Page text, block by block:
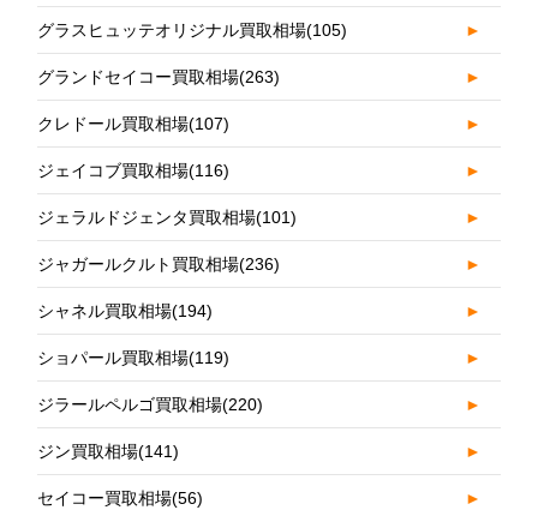
グラスヒュッテオリジナル買取相場(105) ►
グランドセイコー買取相場(263) ►
クレドール買取相場(107) ►
ジェイコブ買取相場(116) ►
ジェラルドジェンタ買取相場(101) ►
ジャガールクルト買取相場(236) ►
シャネル買取相場(194) ►
ショパール買取相場(119) ►
ジラールペルゴ買取相場(220) ►
ジン買取相場(141) ►
セイコー買取相場(56) ►